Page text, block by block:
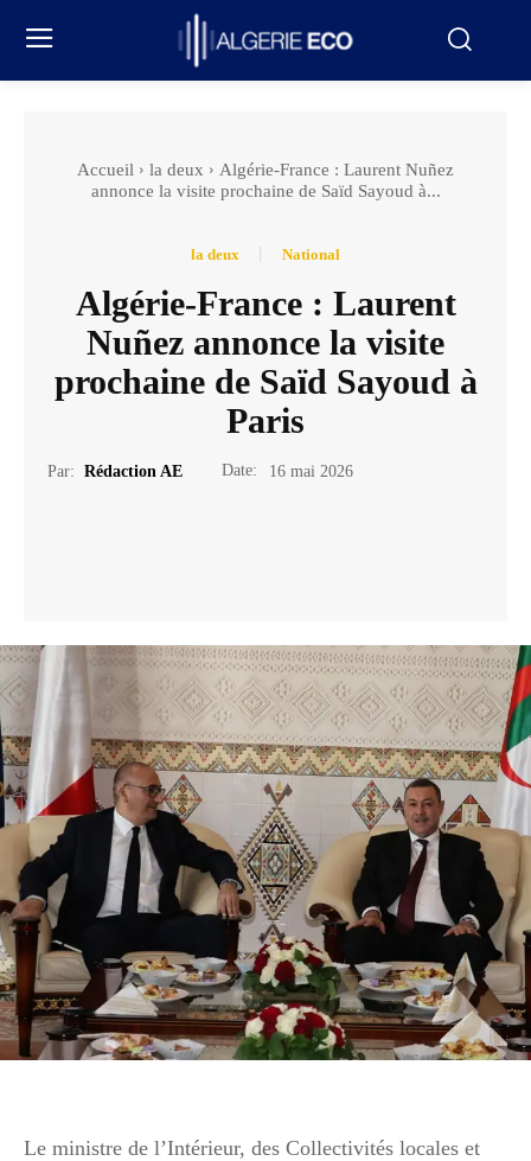
Accueil la deux
Algérie-France : Laurent Nuñez
annonce la visite prochaine de Saïd Sayoud à...
la deux National
Algérie-France : Laurent
Nuñez annonce la visite
prochaine de Saïd Sayoud à
Paris
Par: Rédaction AE Date: 16 mai 2026
Le ministre de l’Intérieur, des Collectivités locales et